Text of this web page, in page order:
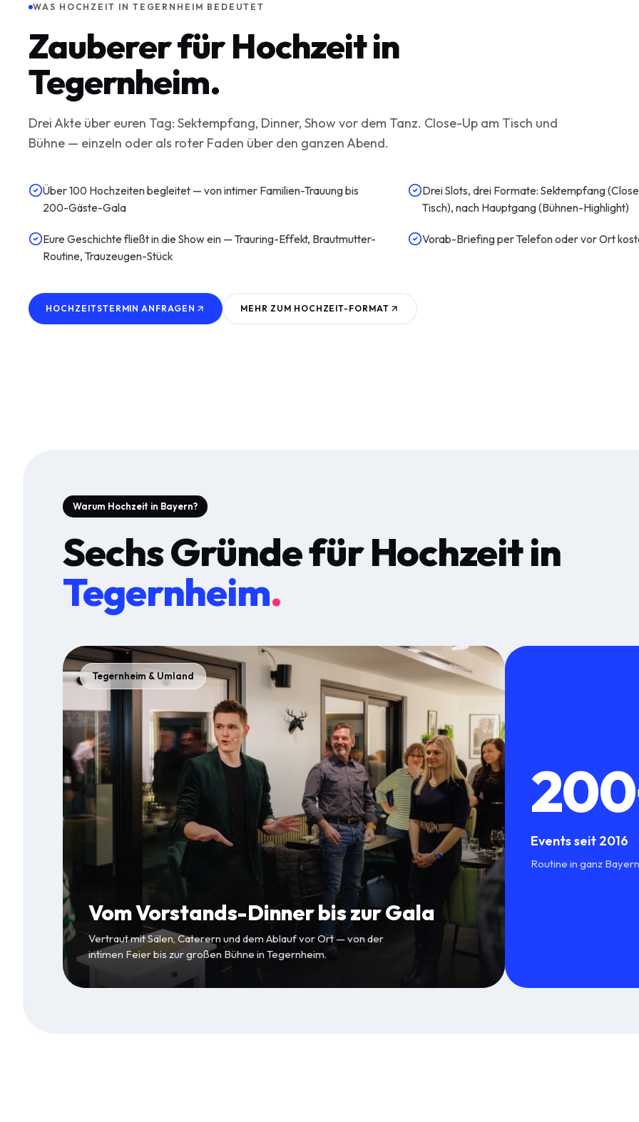
WAS HOCHZEIT IN TEGERNHEIM BEDEUTET
Zauberer für Hochzeit in
Tegernheim.
Drei Akte über euren Tag: Sektempfang, Dinner, Show vor dem Tanz. Close-Up am Tisch und
Bühne — einzeln oder als roter Faden über den ganzen Abend.
Über 100 Hochzeiten begleitet — von intimer Familien-Trauung bis
200-Gäste-Gala
Drei Slots, drei Formate: Sektempfang
Tisch), nach Hauptgang (Bühnen-Highlight)
Eure Geschichte fließt in die Show ein — Trauring-Effekt, Brautmutter-
Routine, Trauzeugen-Stück
Vorab-Briefing per Telefon oder vor Ort
HOCHZEITSTERMIN ANFRAGEN MEHR ZUM HOCHZEIT-FORMAT
Warum Hochzeit in Bayern?
Sechs Gründe fürHochzeitin
Tegernheim.
Tegernheim & Umland
Vom Vorstands-Dinner bis zur Gala
Vertraut mit Sälen, Caterern und dem Ablauf vor Ort — von der
intimen Feier bis zur großen Bühne in Tegernheim.
Events seit 2016
Routine in ganz